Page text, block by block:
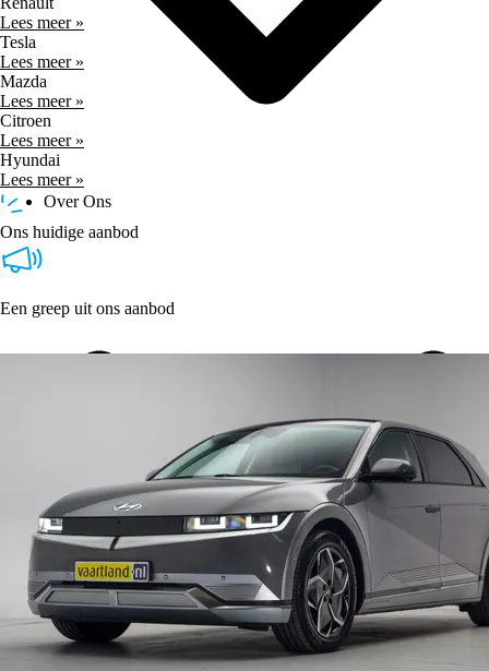
Over Ons
Lees meer »
Tesla
Lees meer »
Mazda
Lees meer »
Citroen
Lees meer »
Hyundai
Lees meer »
Ons huidige aanbod
Een greep uit ons aanbod